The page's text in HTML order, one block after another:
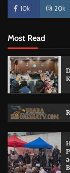
10k 20k
Most Read